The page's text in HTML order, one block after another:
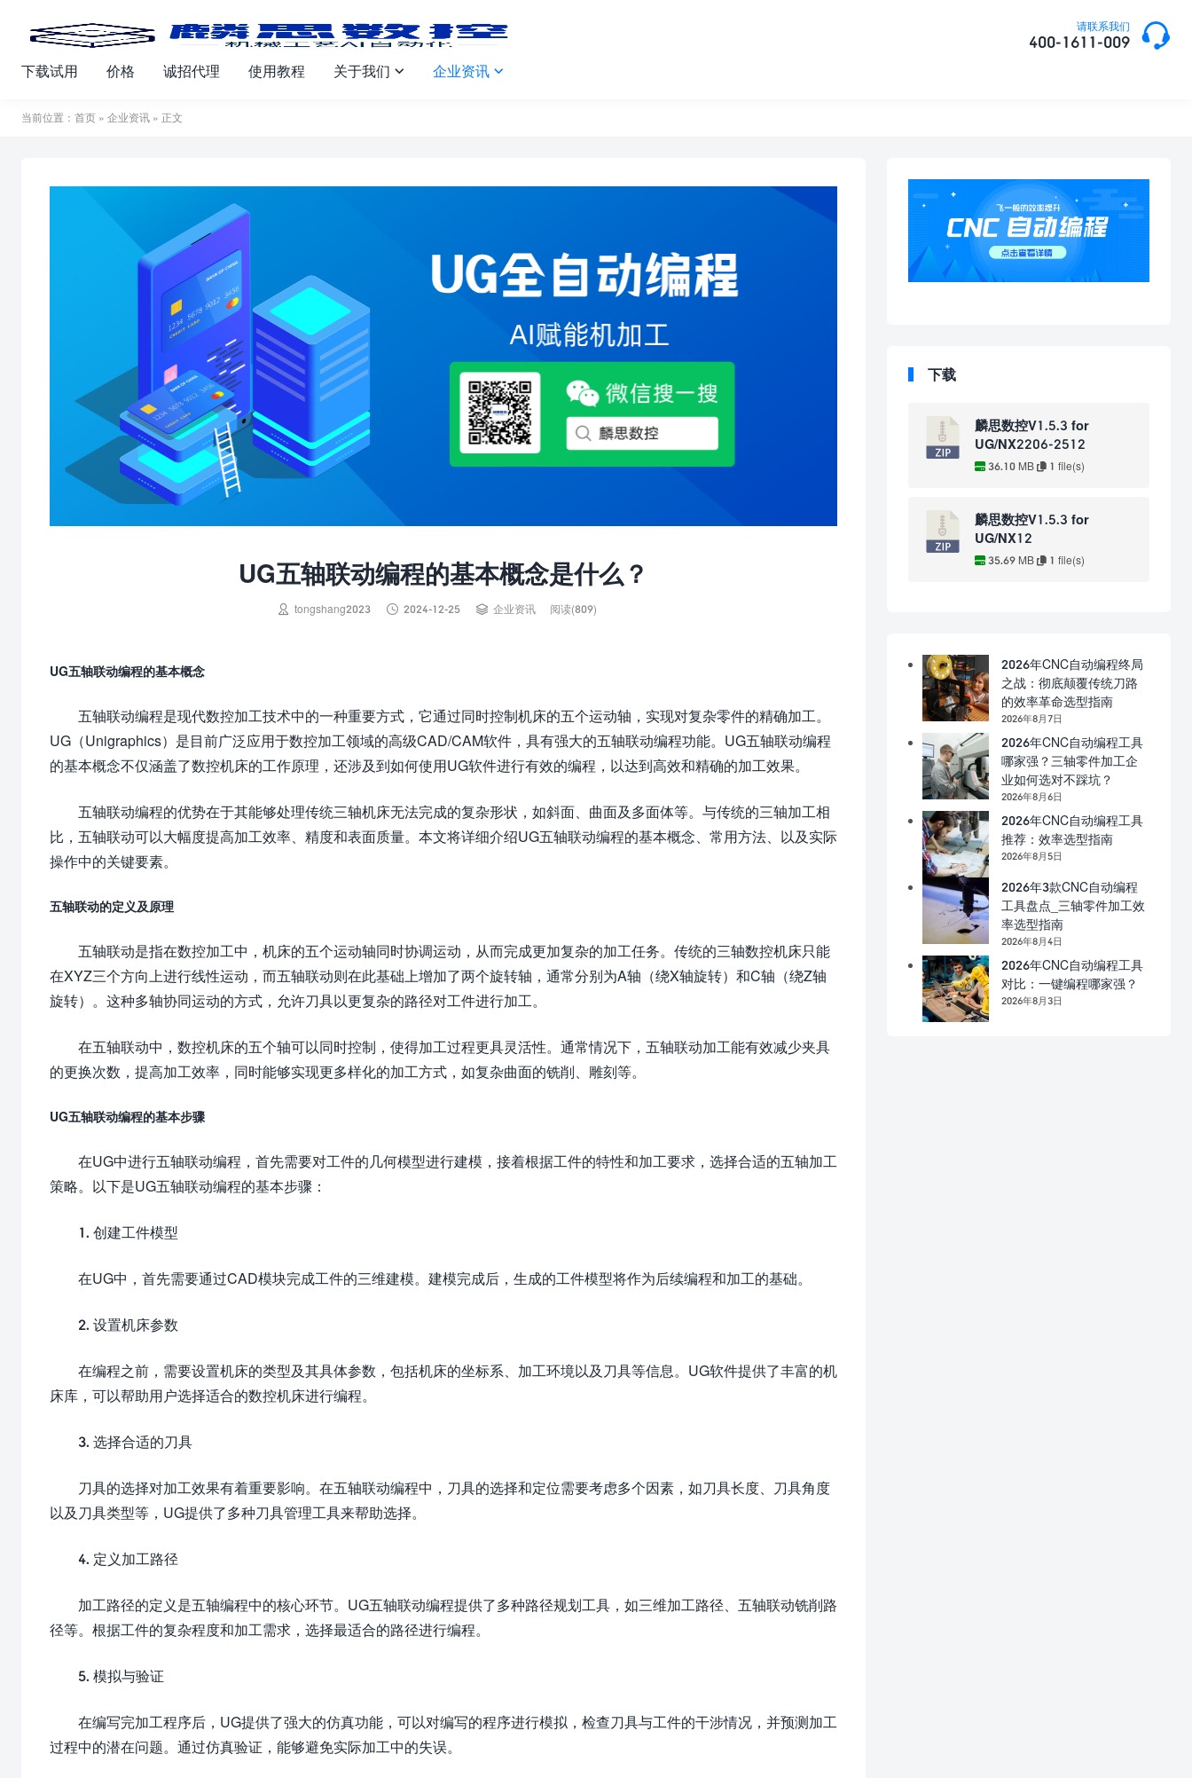
请联系我们
400-1611-009 
下载试用 价格 诚招代理 使用教程 关于我们  企业资讯 
当前位置： 首页 » 企业资讯 » 正文
UG五轴联动编程的基本概念是什么？
 tongshang2023  2024-12-25  企业资讯 阅读(809)
UG五轴联动编程的基本概念
五轴联动编程是现代数控加工技术中的一种重要方式，它通过同时控制机床的五个运动轴，实现对复杂零件的精确加工。
UG（Unigraphics）是目前广泛应用于数控加工领域的高级CAD/CAM软件，具有强大的五轴联动编程功能。UG五轴联动编程
的基本概念不仅涵盖了数控机床的工作原理，还涉及到如何使用UG软件进行有效的编程，以达到高效和精确的加工效果。
五轴联动编程的优势在于其能够处理传统三轴机床无法完成的复杂形状，如斜面、曲面及多面体等。与传统的三轴加工相
比，五轴联动可以大幅度提高加工效率、精度和表面质量。本文将详细介绍UG五轴联动编程的基本概念、常用方法、以及实际
操作中的关键要素。
五轴联动的定义及原理
五轴联动是指在数控加工中，机床的五个运动轴同时协调运动，从而完成更加复杂的加工任务。传统的三轴数控机床只能
在XYZ三个方向上进行线性运动，而五轴联动则在此基础上增加了两个旋转轴，通常分别为A轴（绕X轴旋转）和C轴（绕Z轴
旋转）。这种多轴协同运动的方式，允许刀具以更复杂的路径对工件进行加工。
在五轴联动中，数控机床的五个轴可以同时控制，使得加工过程更具灵活性。通常情况下，五轴联动加工能有效减少夹具
的更换次数，提高加工效率，同时能够实现更多样化的加工方式，如复杂曲面的铣削、雕刻等。
UG五轴联动编程的基本步骤
在UG中进行五轴联动编程，首先需要对工件的几何模型进行建模，接着根据工件的特性和加工要求，选择合适的五轴加工
策略。以下是UG五轴联动编程的基本步骤：
1. 创建工件模型
在UG中，首先需要通过CAD模块完成工件的三维建模。建模完成后，生成的工件模型将作为后续编程和加工的基础。
2. 设置机床参数
在编程之前，需要设置机床的类型及其具体参数，包括机床的坐标系、加工环境以及刀具等信息。UG软件提供了丰富的机
床库，可以帮助用户选择适合的数控机床进行编程。
3. 选择合适的刀具
刀具的选择对加工效果有着重要影响。在五轴联动编程中，刀具的选择和定位需要考虑多个因素，如刀具长度、刀具角度
以及刀具类型等，UG提供了多种刀具管理工具来帮助选择。
4. 定义加工路径
加工路径的定义是五轴编程中的核心环节。UG五轴联动编程提供了多种路径规划工具，如三维加工路径、五轴联动铣削路
径等。根据工件的复杂程度和加工需求，选择最适合的路径进行编程。
5. 模拟与验证
在编写完加工程序后，UG提供了强大的仿真功能，可以对编写的程序进行模拟，检查刀具与工件的干涉情况，并预测加工
过程中的潜在问题。通过仿真验证，能够避免实际加工中的失误。
下载
麟思数控V1.5.3 for
UG/NX2206-2512
36.10 MB 1 file(s)
麟思数控V1.5.3 for
UG/NX12
35.69 MB 1 file(s)
2026年CNC自动编程终局
之战：彻底颠覆传统刀路
的效率革命选型指南
2026年8月7日
2026年CNC自动编程工具
哪家强？三轴零件加工企
业如何选对不踩坑？
2026年8月6日
2026年CNC自动编程工具
推荐：效率选型指南
2026年8月5日
2026年3款CNC自动编程
工具盘点_三轴零件加工效
率选型指南
2026年8月4日
2026年CNC自动编程工具
对比：一键编程哪家强？
2026年8月3日